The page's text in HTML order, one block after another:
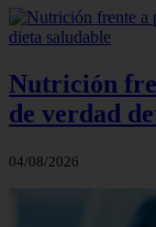
Nutrición
de verdad
04/08/2026